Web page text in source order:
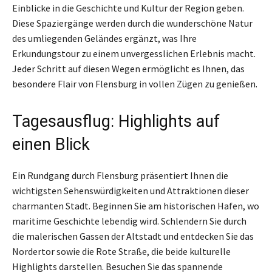
Einblicke in die Geschichte und Kultur der Region geben.
Diese Spaziergänge werden durch die wunderschöne Natur
des umliegenden Geländes ergänzt, was Ihre
Erkundungstour zu einem unvergesslichen Erlebnis macht.
Jeder Schritt auf diesen Wegen ermöglicht es Ihnen, das
besondere Flair von Flensburg in vollen Zügen zu genießen.
Tagesausflug: Highlights auf
einen Blick
Ein Rundgang durch Flensburg präsentiert Ihnen die
wichtigsten Sehenswürdigkeiten und Attraktionen dieser
charmanten Stadt. Beginnen Sie am historischen Hafen, wo
maritime Geschichte lebendig wird. Schlendern Sie durch
die malerischen Gassen der Altstadt und entdecken Sie das
Nordertor sowie die Rote Straße, die beide kulturelle
Highlights darstellen. Besuchen Sie das spannende